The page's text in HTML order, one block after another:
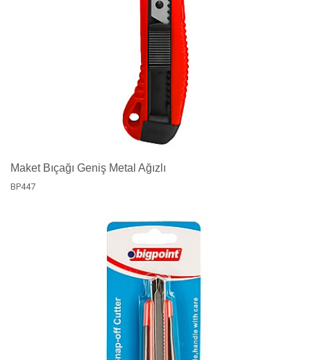
Maket Bıçağı Geniş Metal Ağızlı
BP447